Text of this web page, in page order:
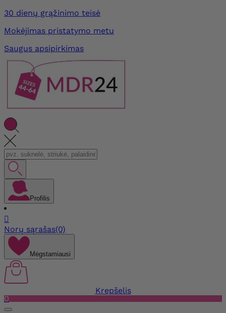
30 dienų grąžinimo teisė
Mokėjimas pristatymo metu
Saugus apsipirkimas
Profilis

Norų sąrašas(0)
Mėgstamiausi
Krepšelis
0